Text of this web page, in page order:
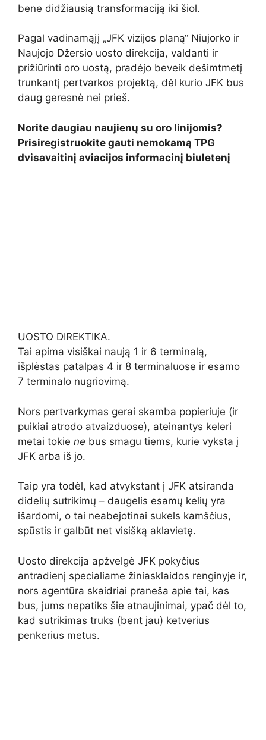
bene didžiausią transformaciją iki šiol.
Pagal vadinamąjį „JFK vizijos planą“ Niujorko ir
Naujojo Džersio uosto direkcija, valdanti ir
prižiūrinti oro uostą, pradėjo beveik dešimtmetį
trunkantį pertvarkos projektą, dėl kurio JFK bus
daug geresnė nei prieš.
Norite daugiau naujienų su oro linijomis?
Prisiregistruokite gauti nemokamą TPG
dvisavaitinį aviacijos informacinį biuletenį
UOSTO DIREKTIKA.
Tai apima visiškai naują 1 ir 6 terminalą,
išplėstas patalpas 4 ir 8 terminaluose ir esamo
7 terminalo nugriovimą.
Nors pertvarkymas gerai skamba popieriuje (ir
puikiai atrodo atvaizduose), ateinantys keleri
metai tokie ne bus smagu tiems, kurie vyksta į
JFK arba iš jo.
Taip yra todėl, kad atvykstant į JFK atsiranda
didelių sutrikimų – daugelis esamų kelių yra
išardomi, o tai neabejotinai sukels kamščius,
spūstis ir galbūt net visišką aklavietę.
Uosto direkcija apžvelgė JFK pokyčius
antradienį specialiame žiniasklaidos renginyje ir,
nors agentūra skaidriai praneša apie tai, kas
bus, jums nepatiks šie atnaujinimai, ypač dėl to,
kad sutrikimas truks (bent jau) ketverius
penkerius metus.